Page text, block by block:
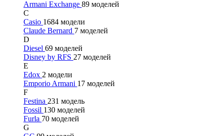
Armani Exchange 89 моделей
C
Casio 1684 модели
Claude Bernard 7 моделей
D
Diesel 69 моделей
Disney by RFS 27 моделей
E
Edox 2 модели
Emporio Armani 17 моделей
F
Festina 231 модель
Fossil 130 моделей
Furla 70 моделей
G